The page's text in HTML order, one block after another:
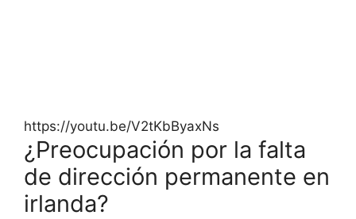
https://youtu.be/V2tKbByaxNs
¿Preocupación por la falta
de dirección permanente en
irlanda?